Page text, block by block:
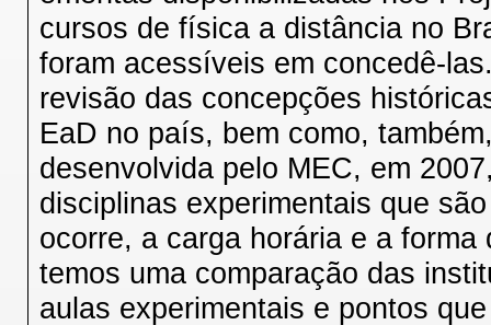
cursos de física a distância no
foram acessíveis em concedê-
revisão das concepções
EaD no país, bem como,
desenvolvida pelo MEC, em
disciplinas experimentais que
ocorre, a carga horária e a
temos uma comparação das
aulas experimentais e pontos